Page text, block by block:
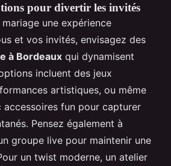
pour divertir les invités
une expérience
et vos invités, envisagez des
à Bordeaux qui dynamisent
incluent des jeux
artistiques, ou même
fun pour capturer
Pensez également à
groupe live pour maintenir une
un twist moderne, un atelier